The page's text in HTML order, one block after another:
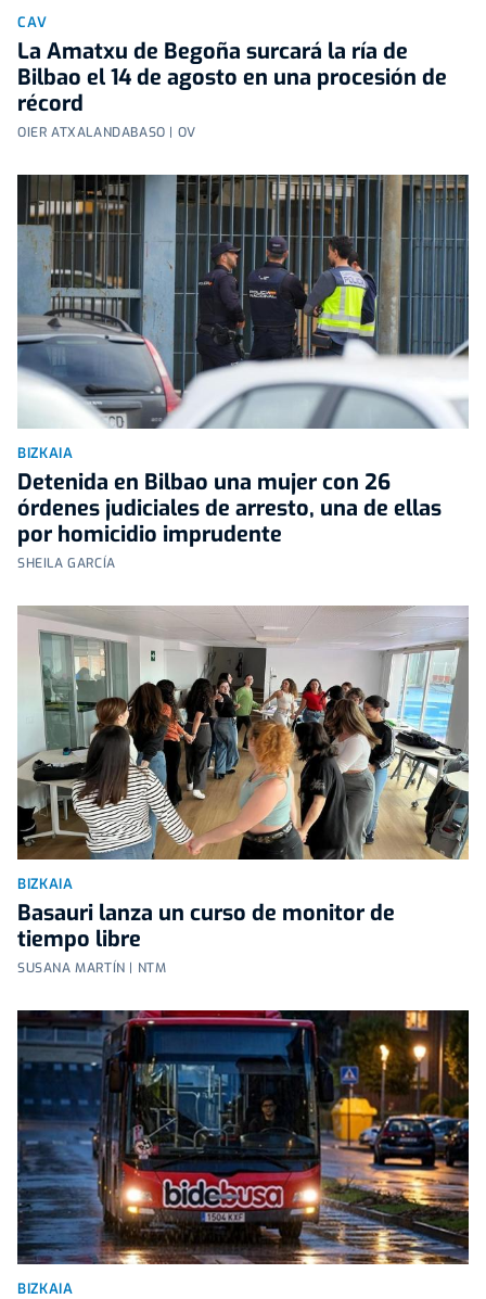
CAV
La Amatxu de Begoña surcará la ría de
Bilbao el 14 de agosto en una procesión de
récord
OIER ATXALANDABASO | OV
BIZKAIA
Detenida en Bilbao una mujer con 26
órdenes judiciales de arresto, una de ellas
por homicidio imprudente
SHEILA GARCÍA
BIZKAIA
Basauri lanza un curso de monitor de
tiempo libre
SUSANA MARTÍN | NTM
BIZKAIA